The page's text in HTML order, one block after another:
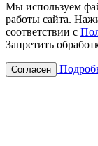
Мы используем
работы сайта.
соответствии с
Запретить
Согласен